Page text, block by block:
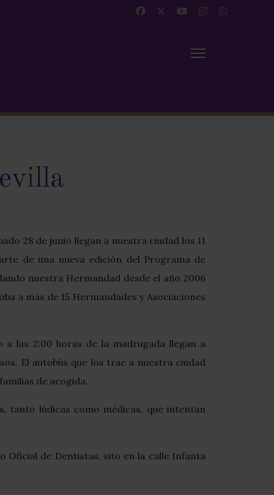
28 de junio llegan a nuestra ciudad los 11
de una nueva edición del Programa de
nuestra Hermandad desde el año 2006
a más de 15 Hermandades y Asociaciones
las 2:00 horas de la madrugada llegan a
El autobús que los trae a nuestra ciudad
de acogida.
tanto lúdicas como médicas, que intentan
Oficial de Dentistas, sito en la calle Infanta